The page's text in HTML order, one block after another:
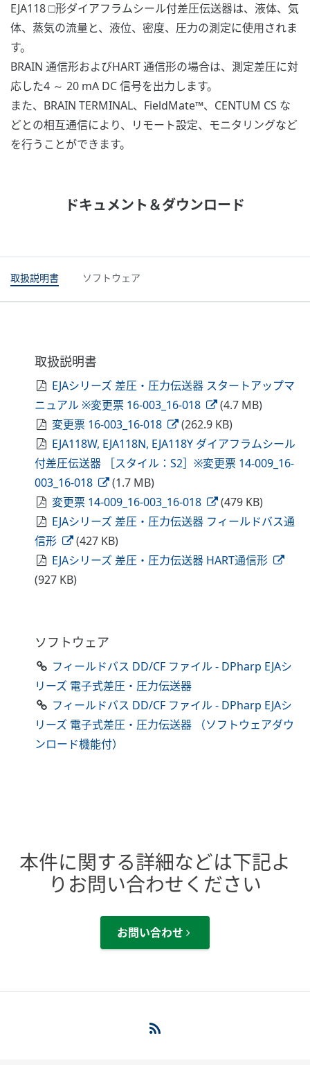
EJA118 □形ダイアフラムシール付差圧伝送器は、液体、気
体、蒸気の流量と、液位、密度、圧力の測定に使用されま
す。
BRAIN 通信形およびHART 通信形の場合は、測定差圧に対
応した4 ～ 20 mA DC 信号を出力します。
また、BRAIN TERMINAL、FieldMate™、CENTUM CS な
どとの相互通信により、リモート設定、モニタリングなど
を行うことができます。
ドキュメント＆ダウンロード
取扱説明書 ソフトウェア
取扱説明書
EJAシリーズ 差圧・圧力伝送器 スタートアップマ
ニュアル ※変更票 16-003_16-018
(4.7 MB)
変更票 16-003_16-018
(262.9 KB)
EJA118W, EJA118N, EJA118Y ダイアフラムシール
付差圧伝送器 ［スタイル：S2］※変更票 14-009_16-
003_16-018
(1.7 MB)
変更票 14-009_16-003_16-018
(479 KB)
EJAシリーズ 差圧・圧力伝送器 フィールドバス通
信形
(427 KB)
EJAシリーズ 差圧・圧力伝送器 HART通信形
(927 KB)
ソフトウェア
フィールドバス DD/CF ファイル - DPharp EJAシ
リーズ 電子式差圧・圧力伝送器
フィールドバス DD/CF ファイル - DPharp EJAシ
リーズ 電子式差圧・圧力伝送器 （ソフトウェアダウ
ンロード機能付）
本件に関する詳細などは下記よ
りお問い合わせください
お問い合わせ